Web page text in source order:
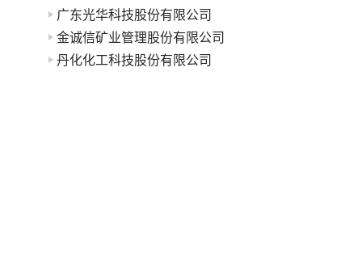
广东光华科技股份有限公司
金诚信矿业管理股份有限公司
丹化化工科技股份有限公司